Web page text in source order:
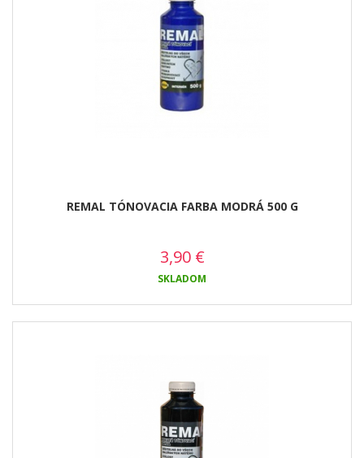
REMAL TÓNOVACIA FARBA MODRÁ 500 G
3,90 €
SKLADOM